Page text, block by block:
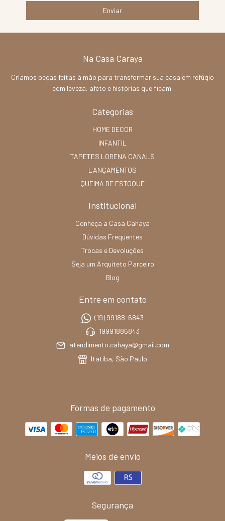
Na Casa Caraya
Criamos peças feitas à mão para transformar sua casa em refúgio
com leveza, afeto e histórias que ficam.
Categorias
HOME DECOR
INFANTIL
TAPETES LORENA CANALS
LANÇAMENTOS
QUEIMA DE ESTOQUE
Institucional
Conheça a Casa Cahaya
Dúvidas Frequentes
Trocas e Devoluções
Seja um Arquiteto Parceiro
Blog
Entre em contato
(19) 99188-6843
19991886843
atendimento.cahaya@gmail.com
Itatiba, São Paulo
Formas de pagamento
Meios de envio
Segurança